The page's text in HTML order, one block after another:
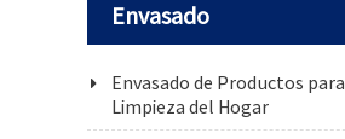
Envasado
Envasado de Productos para
Limpieza del Hogar